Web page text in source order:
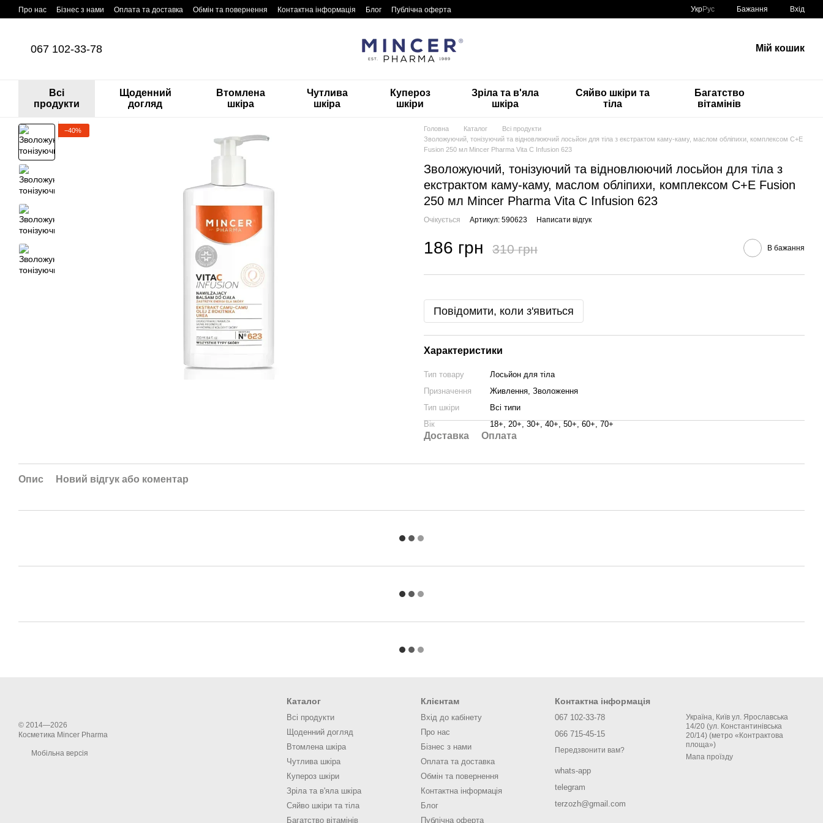
Перейти до основного контенту
Про нас Бізнес з нами Оплата та доставка Обмін та повернення Контактна інформація Блог Публічна оферта УкрРус Бажання Вхід
067 102-33-78 Мій кошик
Всі
продукти
Щоденний
догляд
Втомлена
шкіра
Чутлива
шкіра
Купероз
шкіри
Зріла та в'яла
шкіра
Сяйво шкіри та
тіла
Багатство
вітамінів
−40% Головна Каталог
Всі продукти
Зволожуючий, тонізуючий та відновлюючий лосьйон для тіла з екстрактом каму-каму, маслом обліпихи, комплексом C+E
Fusion 250 мл Mincer Pharma Vita C Infusion 623
Зволожуючий, тонізуючий та відновлюючий лосьйон для тіла з
екстрактом каму-каму, маслом обліпихи, комплексом C+E Fusion
250 мл Mincer Pharma Vita C Infusion 623
Очікується Артикул: 590623 Написати відгук
186 грн 310 грн В бажання
Повідомити, коли з'явиться
Характеристики
Тип товару
Лосьйон для тіла
Призначення
Живлення, Зволоження
Тип шкіри
Всі типи
Вік
18+, 20+, 30+, 40+, 50+, 60+, 70+
Доставка Оплата
Опис Новий відгук або коментар
© 2014—2026
Косметика Mincer Pharma
Мобільна версія
Каталог
Всі продукти
Щоденний догляд
Втомлена шкіра
Чутлива шкіра
Купероз шкіри
Зріла та в'яла шкіра
Сяйво шкіри та тіла
Багатство вітамінів
Клієнтам
Вхід до кабінету
Про нас
Бізнес з нами
Оплата та доставка
Обмін та повернення
Контактна інформація
Блог
Публічна оферта
Контактна інформація
067 102-33-78
066 715-45-15
Передзвонити вам?
whats-app
telegram
terzozh@gmail.com
Україна, Київ ул. Ярославська
14/20 (ул. Константинівська
20/14) (метро «Контрактова
площа»)
Мапа проїзду